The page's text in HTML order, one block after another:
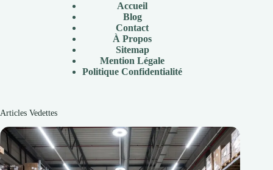
Accueil
Blog
Contact
À Propos
Sitemap
Mention Légale
Politique Confidentialité
Articles Vedettes